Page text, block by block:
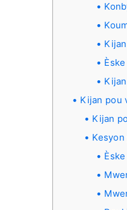
Kijan pou
Kijan
Kesyon